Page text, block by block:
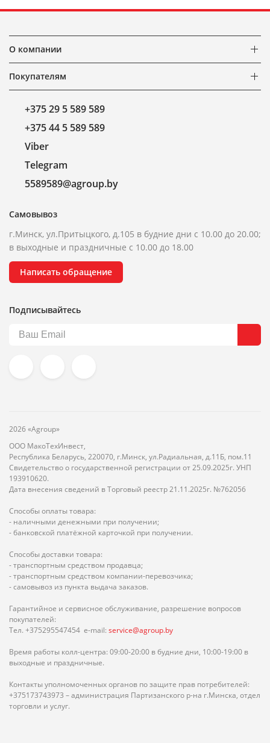
О компании
Покупателям
+375 29 5 589 589
+375 44 5 589 589
Viber
Telegram
5589589@agroup.by
Самовывоз
г.Минск, ул.Притыцкого, д.105 в будние дни с 10.00 до 20.00;
в выходные и праздничные с 10.00 до 18.00
Написать обращение
Подписывайтесь
2026 «Agroup»
ООО МакоТехИнвест,
Республика Беларусь, 220070, г.Минск, ул.Радиальная, д.11Б, пом.11
Свидетельство о государственной регистрации от 25.09.2025г. УНП
193910620.
Дата внесения сведений в Торговый реестр 21.11.2025г. №762056
Способы оплаты товара:
- наличными денежными при получении;
- банковской платёжной карточкой при получении.
Способы доставки товара:
- транспортным средством продавца;
- транспортным средством компании-перевозчика;
- самовывоз из пункта выдача заказов.
Гарантийное и сервисное обслуживание, разрешение вопросов
покупателей:
Тел. +375295547454 e-mail: service@agroup.by
Время работы колл-центра: 09:00-20:00 в будние дни, 10:00-19:00 в
выходные и праздничные.
Контакты уполномоченных органов по защите прав потребителей:
+375173743973 – администрация Партизанского р-на г.Минска, отдел
торговли и услуг.